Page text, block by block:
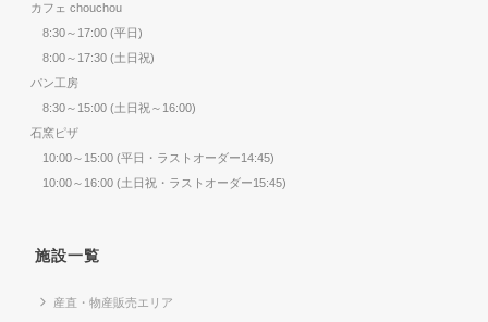
カフェ chouchou
8:30～17:00 (平日)
8:00～17:30 (土日祝)
パン工房
8:30～15:00 (土日祝～16:00)
石窯ピザ
10:00～15:00 (平日・ラストオーダー14:45)
10:00～16:00 (土日祝・ラストオーダー15:45)
施設一覧
産直・物産販売エリア